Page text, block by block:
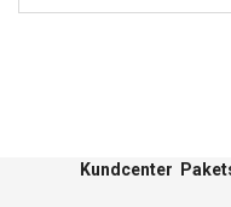
Kundcenter